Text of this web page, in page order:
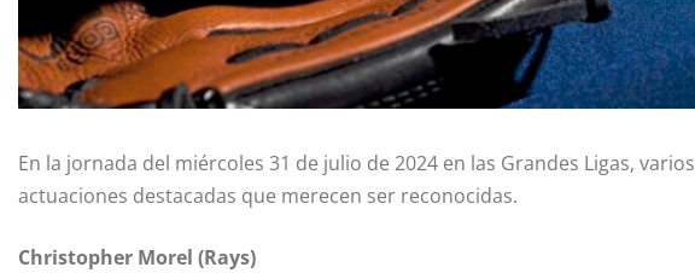
En la jornada del miércoles 31 de julio de 2024 en las Grandes Ligas,
actuaciones destacadas que merecen ser reconocidas.
Christopher Morel (Rays)